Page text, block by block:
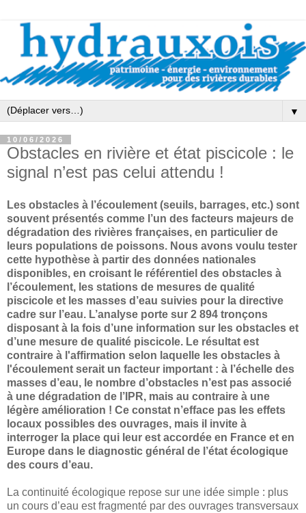
▼
10/06/2026
Obstacles en rivière et état piscicole : le
signal n’est pas celui attendu !
Les obstacles à l’écoulement (seuils, barrages, etc.) sont
souvent présentés comme l’un des facteurs majeurs de
dégradation des rivières françaises, en particulier de
leurs populations de poissons. Nous avons voulu tester
cette hypothèse à partir des données nationales
disponibles, en croisant le référentiel des obstacles à
l’écoulement, les stations de mesures de qualité
piscicole et les masses d’eau suivies pour la directive
cadre sur l’eau. L’analyse porte sur 2 894 tronçons
disposant à la fois d’une information sur les obstacles et
d’une mesure de qualité piscicole. Le résultat est
contraire à l'affirmation selon laquelle les obstacles à
l'écoulement serait un facteur important : à l’échelle des
masses d’eau, le nombre d’obstacles n’est pas associé
à une dégradation de l’IPR, mais au contraire à une
légère amélioration ! Ce constat n’efface pas les effets
locaux possibles des ouvrages, mais il invite à
interroger la place qui leur est accordée en France et en
Europe dans le diagnostic général de l’état écologique
des cours d’eau.
La continuité écologique repose sur une idée simple : plus
un cours d’eau est fragmenté par des ouvrages transversaux